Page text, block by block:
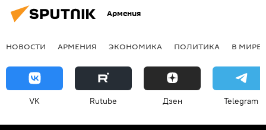
Армения
НОВОСТИ АРМЕНИЯ ЭКОНОМИКА ПОЛИТИКА В МИРЕ
VK Rutube Дзен Telegram